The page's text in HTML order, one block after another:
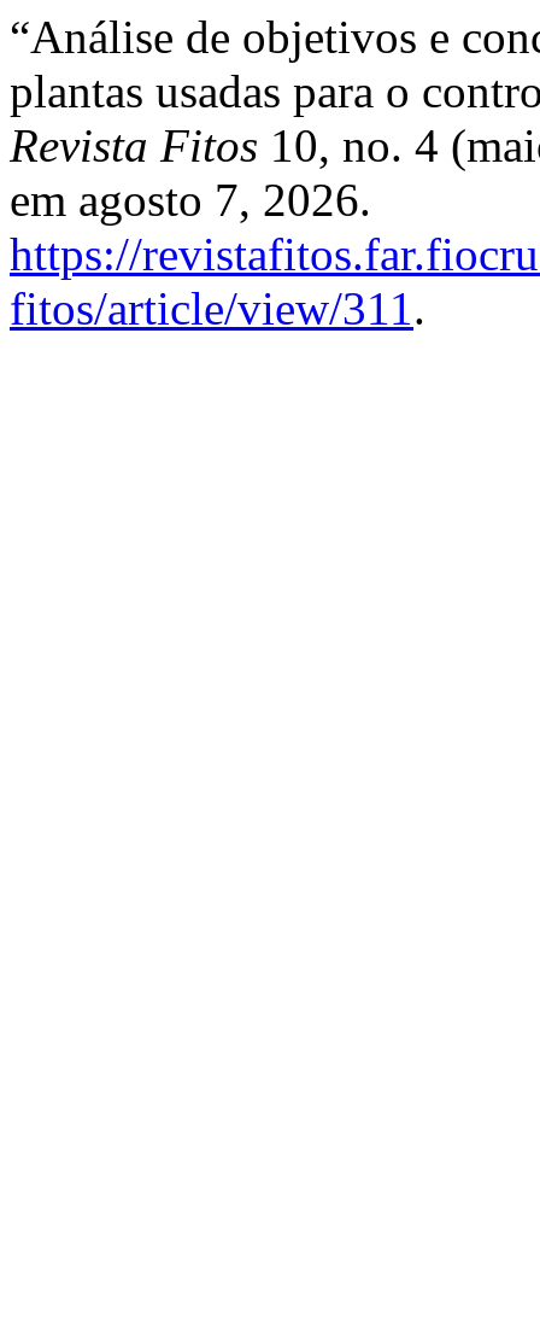
“Análise de objetivos e
plantas usadas para o
Revista Fitos 10, no. 4
em agosto 7, 2026.
https://
fitos/article/view/311.